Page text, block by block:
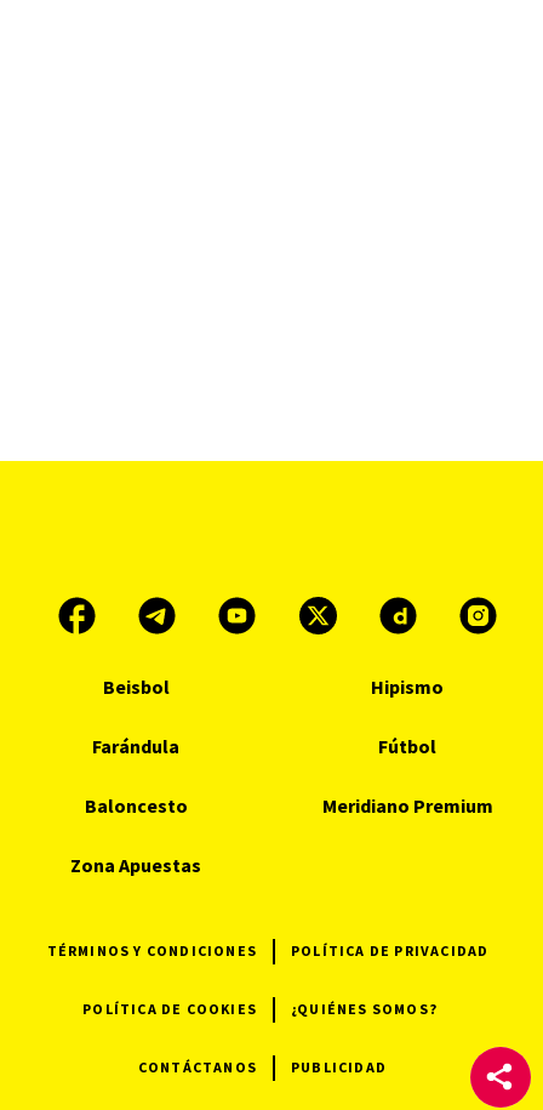
Beisbol Hipismo
Farándula Fútbol
Baloncesto Meridiano Premium
Zona Apuestas
TÉRMINOS Y CONDICIONES POLÍTICA DE PRIVACIDAD
POLÍTICA DE COOKIES ¿QUIÉNES SOMOS?
CONTÁCTANOS PUBLICIDAD